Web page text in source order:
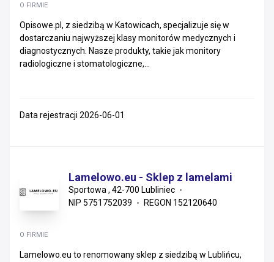
O FIRMIE
Opisowe.pl, z siedzibą w Katowicach, specjalizuje się w
dostarczaniu najwyższej klasy monitorów medycznych i
diagnostycznych. Nasze produkty, takie jak monitory
radiologiczne i stomatologiczne,...
Data rejestracji 2026-06-01
Lamelowo.eu - Sklep z lamelami
Sportowa , 42-700 Lubliniec
NIP 5751752039
REGON 152120640
O FIRMIE
Lamelowo.eu to renomowany sklep z siedzibą w Lublińcu,